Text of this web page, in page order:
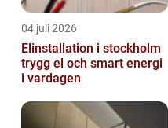
04 juli 2026
Elinstallation i stockholm
trygg el och smart energi
i vardagen